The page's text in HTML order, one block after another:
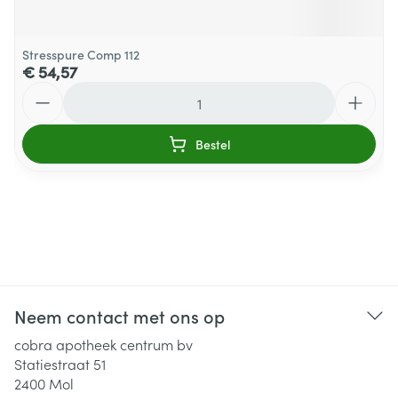
Stresspure Comp 112
€ 54,57
Bestel
Neem contact met ons op
cobra apotheek centrum bv
Statiestraat 51
2400 Mol